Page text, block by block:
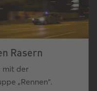
Rasern
mit der
„Rennen“.